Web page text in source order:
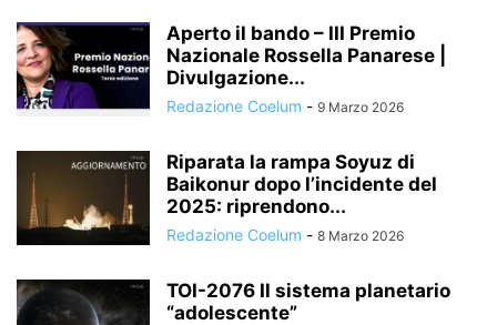
Aperto il bando – III Premio
Nazionale Rossella Panarese |
Divulgazione...
Redazione Coelum - 9 Marzo 2026
Riparata la rampa Soyuz di
Baikonur dopo l’incidente del
2025: riprendono...
Redazione Coelum - 8 Marzo 2026
TOI-2076 Il sistema planetario
“adolescente”